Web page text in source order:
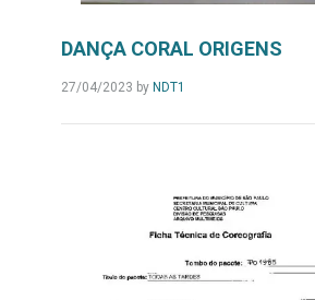
DANÇA CORAL ORIGENS
27/04/2023 by NDT1